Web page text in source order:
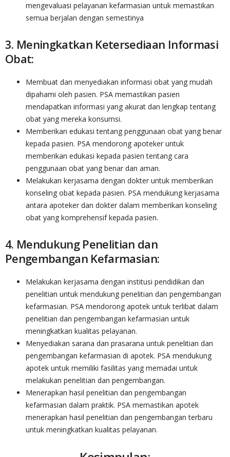
mengevaluasi pelayanan kefarmasian untuk memastikan
semua berjalan dengan semestinya
3. Meningkatkan Ketersediaan Informasi
Obat:
Membuat dan menyediakan informasi obat yang mudah
dipahami oleh pasien. PSA memastikan pasien
mendapatkan informasi yang akurat dan lengkap tentang
obat yang mereka konsumsi.
Memberikan edukasi tentang penggunaan obat yang benar
kepada pasien. PSA mendorong apoteker untuk
memberikan edukasi kepada pasien tentang cara
penggunaan obat yang benar dan aman.
Melakukan kerjasama dengan dokter untuk memberikan
konseling obat kepada pasien. PSA mendukung kerjasama
antara apoteker dan dokter dalam memberikan konseling
obat yang komprehensif kepada pasien.
4. Mendukung Penelitian dan
Pengembangan Kefarmasian:
Melakukan kerjasama dengan institusi pendidikan dan
penelitian untuk mendukung penelitian dan pengembangan
kefarmasian. PSA mendorong apotek untuk terlibat dalam
penelitian dan pengembangan kefarmasian untuk
meningkatkan kualitas pelayanan.
Menyediakan sarana dan prasarana untuk penelitian dan
pengembangan kefarmasian di apotek. PSA mendukung
apotek untuk memiliki fasilitas yang memadai untuk
melakukan penelitian dan pengembangan.
Menerapkan hasil penelitian dan pengembangan
kefarmasian dalam praktik. PSA memastikan apotek
menerapkan hasil penelitian dan pengembangan terbaru
untuk meningkatkan kualitas pelayanan.